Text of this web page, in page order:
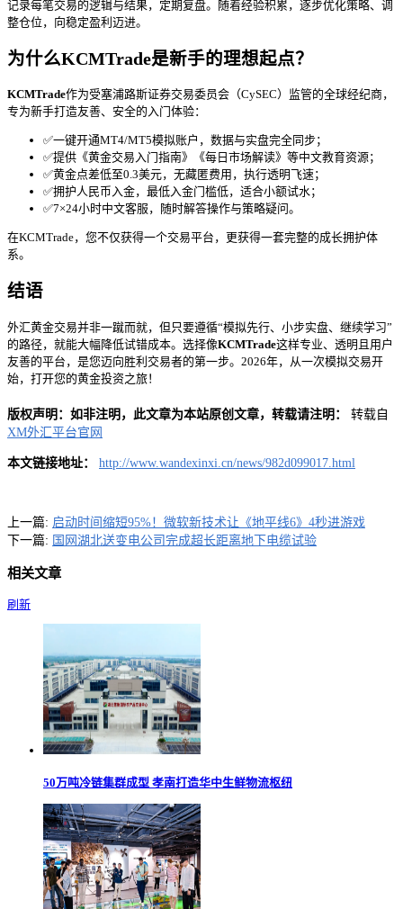
记录每笔交易的逻辑与结果，定期复盘。随着经验积累，逐步优化策略、调
整仓位，向稳定盈利迈进。
为什么KCMTrade是新手的理想起点？
KCMTrade作为受塞浦路斯证券交易委员会（CySEC）监管的全球经纪商，
专为新手打造友善、安全的入门体验：
✅一键开通MT4/MT5模拟账户，数据与实盘完全同步；
✅提供《黄金交易入门指南》《每日市场解读》等中文教育资源；
✅黄金点差低至0.3美元，无藏匿费用，执行透明飞速；
✅拥护人民币入金，最低入金门槛低，适合小额试水；
✅7×24小时中文客服，随时解答操作与策略疑问。
在KCMTrade，您不仅获得一个交易平台，更获得一套完整的成长拥护体
系。
结语
外汇黄金交易并非一蹴而就，但只要遵循“模拟先行、小步实盘、继续学习”
的路径，就能大幅降低试错成本。选择像KCMTrade这样专业、透明且用户
友善的平台，是您迈向胜利交易者的第一步。2026年，从一次模拟交易开
始，打开您的黄金投资之旅！
版权声明：如非注明，此文章为本站原创文章，转载请注明：
转载自
XM外汇平台官网
本文链接地址： http://www.wandexinxi.cn/news/982d099017.html
上一篇: 启动时间缩短95%！微软新技术让《地平线6》4秒进游戏
下一篇: 国网湖北送变电公司完成超长距离地下电缆试验
相关文章
刷新
50万吨冷链集群成型 孝南打造华中生鲜物流枢纽